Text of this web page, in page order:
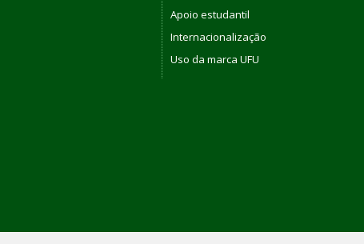
Apoio estudantil
Internacionalização
Uso da marca UFU